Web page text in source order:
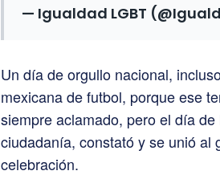
— Igualdad LGBT
Un día de orgullo nacional,
mexicana de futbol, porque ese
siempre aclamado, pero el día
ciudadanía, constató y se unió al
celebración.